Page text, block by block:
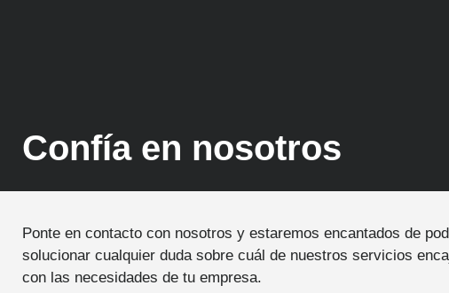
Confía en nosotros
Ponte en contacto con nosotros y estaremos encantados de
solucionar cualquier duda sobre cuál de nuestros servicios
con las necesidades de tu empresa.